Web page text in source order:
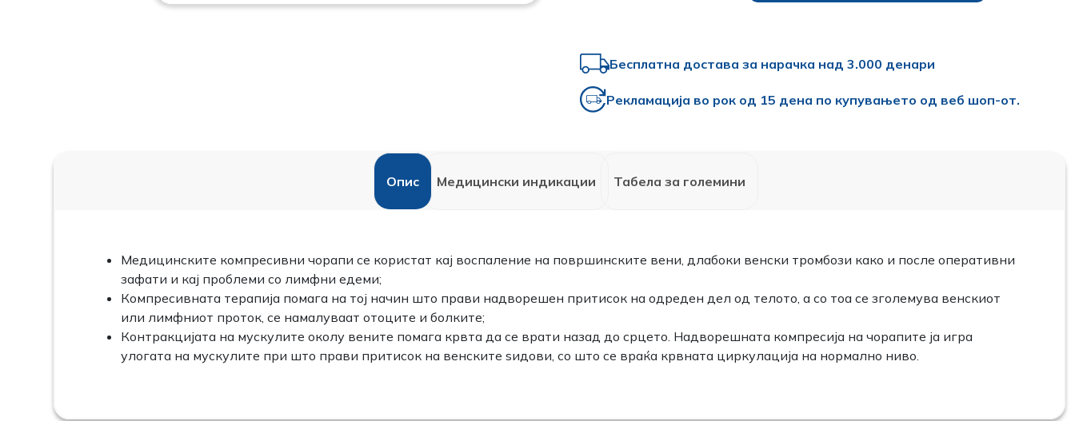
Бесплатна достава за нарачка над 3.000 денари
Рекламација во рок од 15 дена по купувањето од веб шоп-от.
Опис Медицински индикации Табела за големини
Медицинските компресивни чорапи се користат кај воспаление на површинските вени, длабоки венски тромбози како и после оперативни
зафати и кај проблеми со лимфни едеми;
Компресивната терапија помага на тој начин што прави надворешен притисок на одреден дел од телото, а со тоа се зголемува венскиот
или лимфниот проток, се намалуваат отоците и болките;
Контракцијата на мускулите околу вените помага крвта да се врати назад до срцето. Надворешната компресија на чорапите ја игра
улогата на мускулите при што прави притисок на венските ѕидови, со што се враќа крвната циркулација на нормално ниво.